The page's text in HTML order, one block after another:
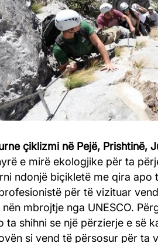
çiklizmi në Pejë, Prishtinë,
e mirë ekologjike për ta
ndonjë biçikletë me qira apo
për të vizituar
nën mbrojtje nga UNESCO.
ta shihni se një përzierje e së
si vend të përsosur për ta